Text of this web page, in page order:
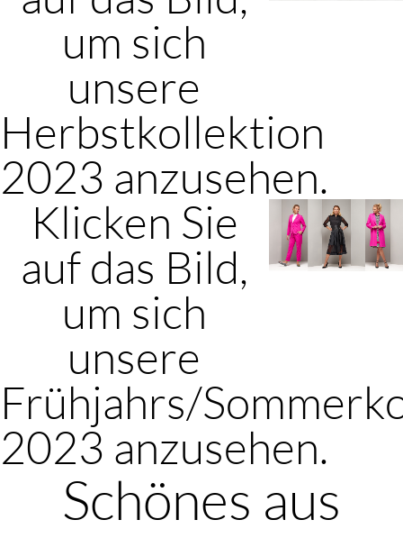
um sich
unsere
Herbstkollektion
2023 anzusehen.
Klicken Sie
auf das Bild,
um sich
unsere
Frühjahrs/
2023 anzusehen.
Schönes aus